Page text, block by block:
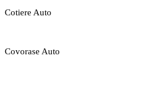
Cotiere Auto
Covorase Auto